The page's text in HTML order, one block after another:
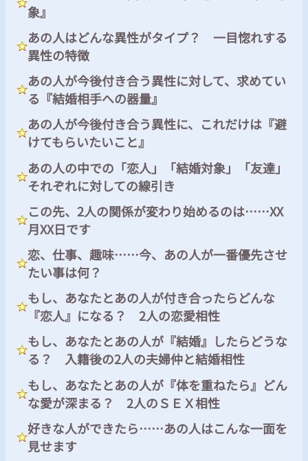
象』
あの人はどんな異性がタイプ？ 一目惚れする
異性の特徴
あの人が今後付き合う異性に対して、求めてい
る『結婚相手への器量』
あの人が今後付き合う異性に、これだけは『避
けてもらいたいこと』
あの人の中での「恋人」「結婚対象」「友達」
それぞれに対しての線引き
この先、2人の関係が変わり始めるのは……XX
月XX日です
恋、仕事、趣味……今、あの人が一番優先させ
たい事は何？
もし、あなたとあの人が付き合ったらどんな
『恋人』になる？ 2人の恋愛相性
もし、あなたとあの人が『結婚』したらどうな
る？ 入籍後の2人の夫婦仲と結婚相性
もし、あなたとあの人が『体を重ねたら』どん
な愛が深まる？ 2人のＳＥＸ相性
好きな人ができたら……あの人はこんな一面を
見せます